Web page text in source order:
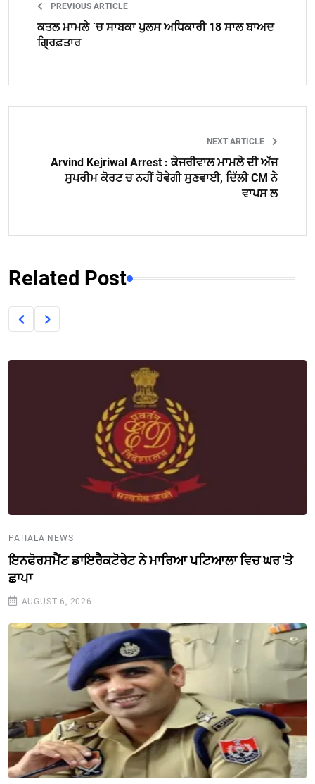
PREVIOUS ARTICLE
ਕਤਲ ਮਾਮਲੇ `ਚ ਸਾਬਕਾ ਪੁਲਸ ਅਧਿਕਾਰੀ 18 ਸਾਲ ਬਾਅਦ
ਗ੍ਰਿਫ਼ਤਾਰ
NEXT ARTICLE
Arvind Kejriwal Arrest : ਕੇਜਰੀਵਾਲ ਮਾਮਲੇ ਦੀ ਅੱਜ
ਸੁਪਰੀਮ ਕੋਰਟ ਚ ਨਹੀਂ ਹੋਵੇਗੀ ਸੁਣਵਾਈ, ਦਿੱਲੀ CM ਨੇ
ਵਾਪਸ ਲ
Related Post
PATIALA NEWS
ਇਨਫੋਰਸਮੈਂਟ ਡਾਇਰੈਕਟੋਰੇਟ ਨੇ ਮਾਰਿਆ ਪਟਿਆਲਾ ਵਿਚ ਘਰ 'ਤੇ
ਛਾਪਾ
AUGUST 6, 2026